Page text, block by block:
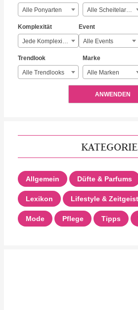
Alle Ponyarten Alle Scheitelarten
Komplexität
Jede Komplexität
Event
Alle Events
Trendlook
Alle Trendlooks
Marke
Alle Marken
ANWENDEN
Allgemein Düfte & Parfums
Lexikon Lifestyle & Zeitgeist
Mode Pflege Tipps